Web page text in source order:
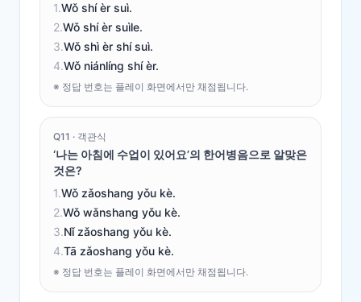
1.Wǒ shí èr suì.
2.Wǒ shí èr suìle.
3.Wǒ shì èr shí suì.
4.Wǒ niánlíng shí èr.
※ 정답 번호는 플레이 화면에서만 채점됩니다.
Q11 · 객관식
‘나는 아침에 수업이 있어요’의 한어병음으로 알맞은
것은?
1.Wǒ zǎoshang yǒu kè.
2.Wǒ wǎnshang yǒu kè.
3.Nǐ zǎoshang yǒu kè.
4.Tā zǎoshang yǒu kè.
※ 정답 번호는 플레이 화면에서만 채점됩니다.